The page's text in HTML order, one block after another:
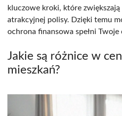
kluczowe kroki, które zwiększają
atrakcyjnej polisy. Dzięki temu
ochrona finansowa spełni Twoje
Jakie są różnice w
mieszkań?